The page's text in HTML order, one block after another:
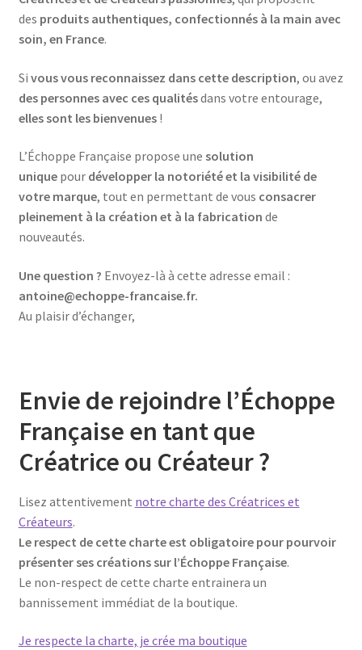
des produits authentiques, confectionnés à la main avec
soin, en France.
Si vous vous reconnaissez dans cette description, ou avez
des personnes avec ces qualitésdans votre entourage,
elles sont les bienvenues!
L’Échoppe Française propose une solution
uniquepour développer la notoriété et la visibilité de
votre marque, tout en permettant de vous consacrer
pleinement à la création et à la fabrication de
nouveautés.
Une question ? Envoyez-là à cette adresse email :
antoine@echoppe-francaise.fr.
Au plaisir d’échanger,
Envie de rejoindre l’Échoppe
Française en tant que
Créatrice ou Créateur ?
Lisez attentivement notre charte des Créatrices et
Créateurs.
Le respect de cette charte est obligatoire pour pourvoir
présenter ses créations sur l’Échoppe Française.
Le non-respect de cette charte entrainera un
bannissement immédiat de la boutique.
Je respecte la charte, je crée ma boutique